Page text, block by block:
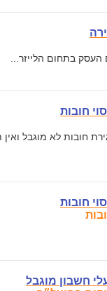
בתחום הלייזר...
חובות
חובות לא מוגבל
חובות
חשבון מוגבל